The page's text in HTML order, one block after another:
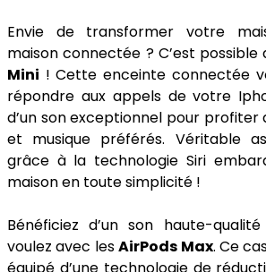
Envie de transformer votre
maison connectée ? C’est possible
Mini ! Cette enceinte connectée
répondre aux appels de votre
d’un son exceptionnel pour profiter
et musique préférés. Véritable
grâce à la technologie Siri
maison en toute simplicité !
Bénéficiez d’un son haute-
voulez avec lesAirPods Max. Ce
équipé d’une technologie de